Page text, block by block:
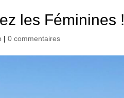
les Féminines !
|0 commentaires